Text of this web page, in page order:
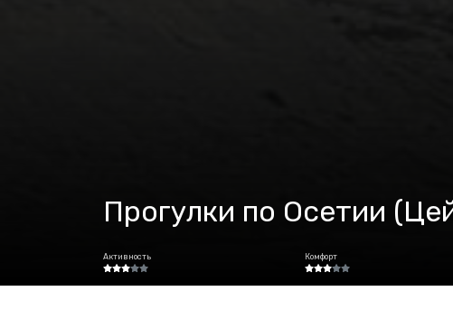
Прогулки по Осетии
Активность Комфорт